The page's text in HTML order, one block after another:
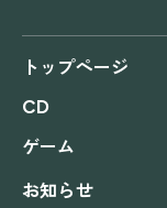
トップページ
CD
ゲーム
お知らせ